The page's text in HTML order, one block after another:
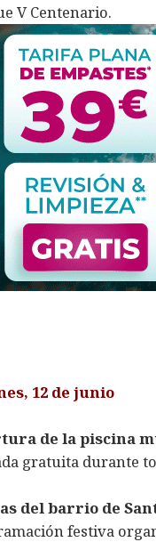
V Centenario.
12 de junio
de la piscina
gratuita durante
del barrio de
festiva